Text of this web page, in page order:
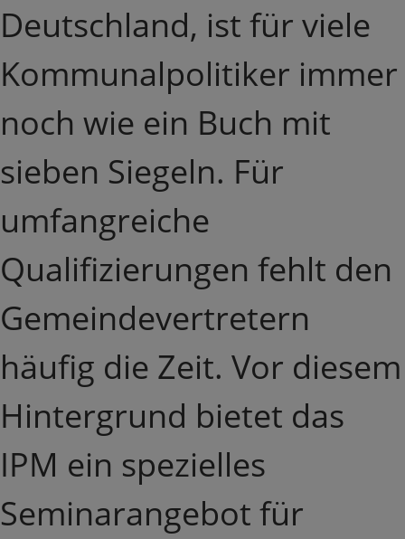
Deutschland, ist für viele
Kommunalpolitiker immer
noch wie ein Buch mit
sieben Siegeln. Für
umfangreiche
Qualifizierungen fehlt den
Gemeindevertretern
häufig die Zeit. Vor diesem
Hintergrund bietet das
IPM ein spezielles
Seminarangebot für